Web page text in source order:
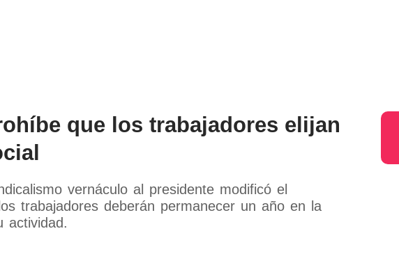
que los trabajadores elijan
vernáculo al presidente modificó el
trabajadores deberán permanecer un año en la
actividad.